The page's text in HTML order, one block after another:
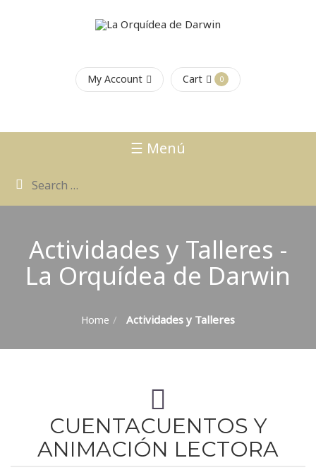
Cart 0
My Account
☰ Menú
Actividades y Talleres -
La Orquídea de Darwin
Home Actividades y Talleres
CUENTACUENTOS Y
ANIMACIÓN LECTORA